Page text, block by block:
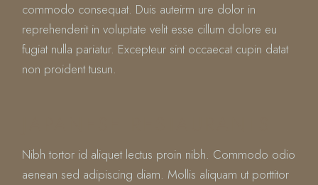
commodo consequat. Duis auteirm ure dolor in
reprehenderit in voluptate velit esse cillum dolore eu
fugiat nulla pariatur. Excepteur sint occaecat cupin datat
non proident tusun.
Nibh tortor id aliquet lectus proin nibh. Commodo odio
aenean sed adipiscing diam. Mollis aliquam ut porttitor